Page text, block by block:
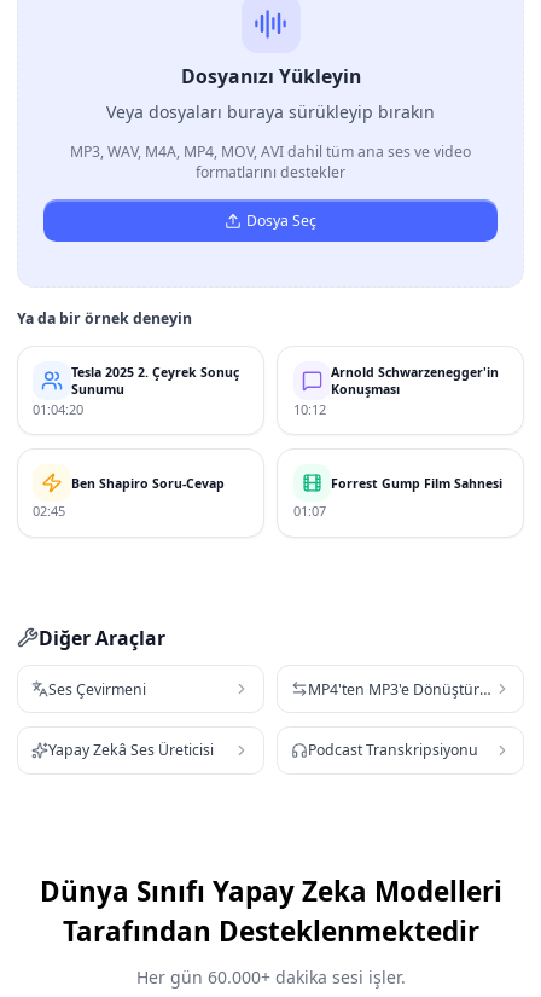
Dosyanızı Yükleyin
Veya dosyaları buraya sürükleyip bırakın
MP3, WAV, M4A, MP4, MOV, AVI dahil tüm ana ses ve video
formatlarını destekler
Dosya Seç
Ya da bir örnek deneyin
Tesla 2025 2. Çeyrek Sonuç
Sunumu
01:04:20
Arnold Schwarzenegger'in
Konuşması
10:12
Ben Shapiro Soru-Cevap
02:45
Forrest Gump Film Sahnesi
01:07
Diğer Araçlar
Ses Çevirmeni MP4'ten MP3'e Dönüştürücü
Yapay Zekâ Ses Üreticisi Podcast Transkripsiyonu
Dünya Sınıfı Yapay Zeka Modelleri
Tarafından Desteklenmektedir
Her gün 60.000+ dakika sesi işler.